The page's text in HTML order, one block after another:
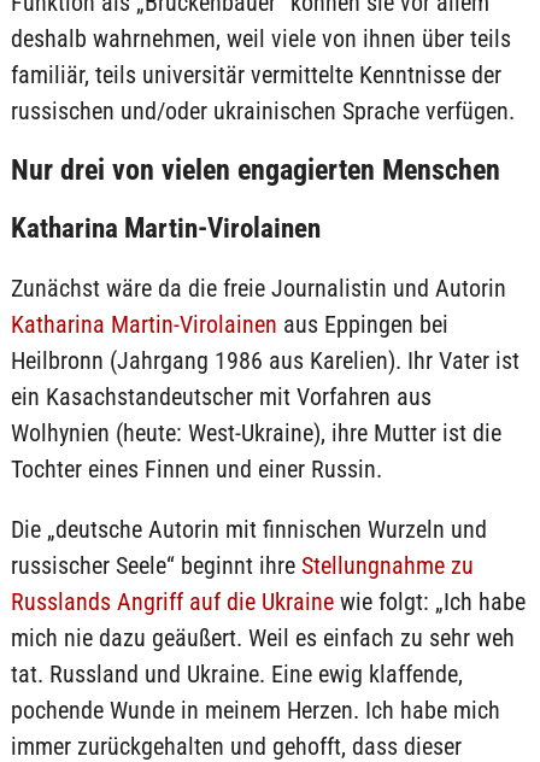
deshalb wahrnehmen, weil viele von ihnen über teils
familiär, teils universitär vermittelte Kenntnisse der
russischen und/oder ukrainischen Sprache verfügen.
Nur drei von vielen engagierten Menschen
Katharina Martin-Virolainen
Zunächst wäre da die freie Journalistin und Autorin
Katharina Martin-Virolainen aus Eppingen bei
Heilbronn (Jahrgang 1986 aus Karelien). Ihr Vater ist
ein Kasachstandeutscher mit Vorfahren aus
Wolhynien (heute: West-Ukraine), ihre Mutter ist die
Tochter eines Finnen und einer Russin.
Die „deutsche Autorin mit finnischen Wurzeln und
russischer Seele“ beginnt ihre Stellungnahme zu
Russlands Angriff auf die Ukrainewie folgt: „Ich habe
mich nie dazu geäußert. Weil es einfach zu sehr weh
tat. Russland und Ukraine. Eine ewig klaffende,
pochende Wunde in meinem Herzen. Ich habe mich
immer zurückgehalten und gehofft, dass dieser